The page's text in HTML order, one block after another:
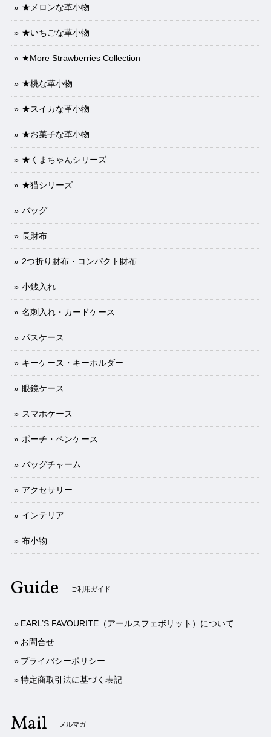
★メロンな革小物
★いちごな革小物
★More Strawberries Collection
★桃な革小物
★スイカな革小物
★お菓子な革小物
★くまちゃんシリーズ
★猫シリーズ
バッグ
長財布
2つ折り財布・コンパクト財布
小銭入れ
名刺入れ・カードケース
パスケース
キーケース・キーホルダー
眼鏡ケース
スマホケース
ポーチ・ペンケース
バッグチャーム
アクセサリー
インテリア
布小物
Guide ご利用ガイド
EARL’S FAVOURITE（アールスフェボリット）について
お問合せ
プライバシーポリシー
特定商取引法に基づく表記
Mail メルマガ